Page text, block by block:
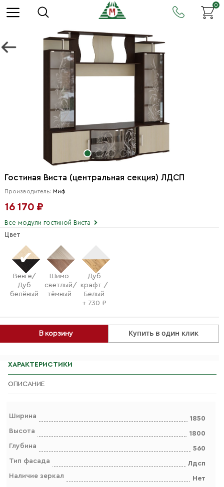
0
Гостиная Виста (центральная секция) ЛДСП
Производитель: Миф
16 170 ₽
В корзину Купить в один клик
Цвет
Венге/
Дуб
белёный
Шимо
светлый/
тёмный
Дуб
крафт /
Белый
+ 730 ₽
Все модули гостиной Виста
ХАРАКТЕРИСТИКИ
ОПИСАНИЕ
Ширина
1850
Высота
1800
Глубина
560
Тип фасада
Лдсп
Наличие зеркал
Нет